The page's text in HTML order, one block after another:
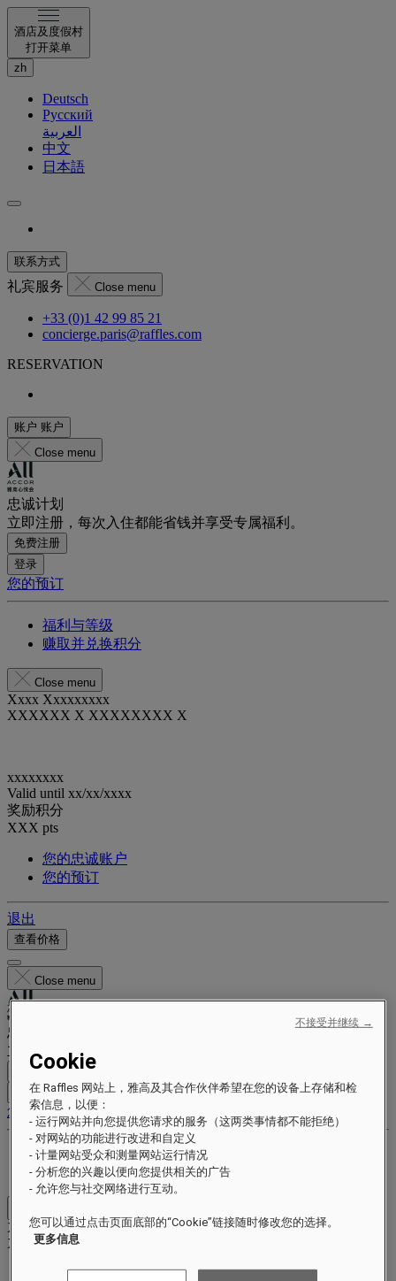
酒店及度假村
打开菜单
zh
Deutsch
Русский
العربية
中文
日本語
联系方式
礼宾服务 Close menu
+33 (0)1 42 99 85 21
concierge.paris@raffles.com
RESERVATION
账户 账户
Close menu
忠诚计划
立即注册，每次入住都能省钱并享受专属福利。
免费注册
登录
您的预订
福利与等级
赚取并兑换积分
Close menu
Xxxx Xxxxxxxxx
XXXXXX X XXXXXXXX X
xxxxxxxx
Valid until xx/xx/xxxx
奖励积分
XXX pts
您的忠诚账户
您的预订
退出
查看价格
Close menu
忠诚计划
立即注册，每次入住都能省钱并享受专属福利。
免费注册
登录
您的预订
福利与等级
赚取并兑换积分
Xxxx Xxxxxxxxx
XXXXXX X XXXXXXXX X
Cookie
在 Raffles 网站上，雅高及其合作伙伴希望在您的设备上存储和检
索信息，以便：
- 运行网站并向您提供您请求的服务（这两类事情都不能拒绝）
- 对网站的功能进行改进和自定义
- 计量网站受众和测量网站运行情况
- 分析您的兴趣以便向您提供相关的广告
- 允许您与社交网络进行互动。
您可以通过点击页面底部的“Cookie”链接随时修改您的选择。
更多信息
不接受并继续 →